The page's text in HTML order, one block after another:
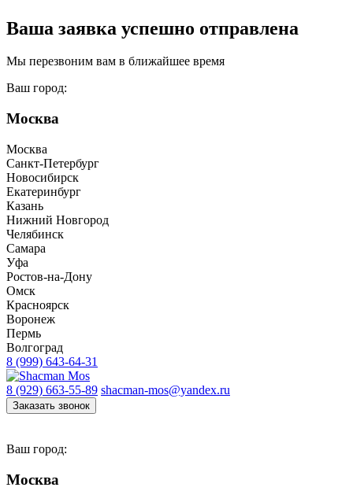
Ваша заявка успешно отправлена
Мы перезвоним вам в ближайшее время
Ваш город:
Москва
Москва
Санкт-Петербург
Новосибирск
Екатеринбург
Казань
Нижний Новгород
Челябинск
Самара
Уфа
Ростов-на-Дону
Омск
Красноярск
Воронеж
Пермь
Волгоград
8 (999) 643-64-31
8 (929) 663-55-89 shacman-mos@yandex.ru
Заказать звонок
Ваш город:
Москва